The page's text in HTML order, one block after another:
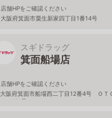
店舗HPをご確認ください
大阪府箕面市粟生新家四丁目1番14号
スギドラッグ
箕面船場店
店舗HPをご確認ください
大阪府箕面市船場西二丁目12番4号 ＯＴ
イツ101号